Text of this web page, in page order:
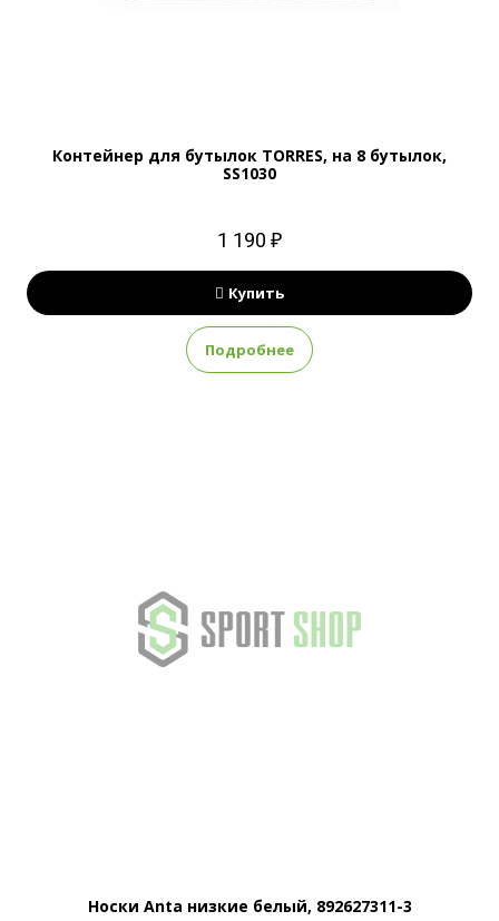
Контейнер для бутылок TORRES, на 8 бутылок,
SS1030
1 190 ₽
Купить
Подробнее
Носки Anta низкие белый, 892627311-3